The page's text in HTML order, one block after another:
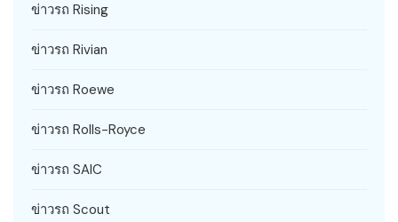
ข่าวรถ Rising
ข่าวรถ Rivian
ข่าวรถ Roewe
ข่าวรถ Rolls-Royce
ข่าวรถ SAIC
ข่าวรถ Scout